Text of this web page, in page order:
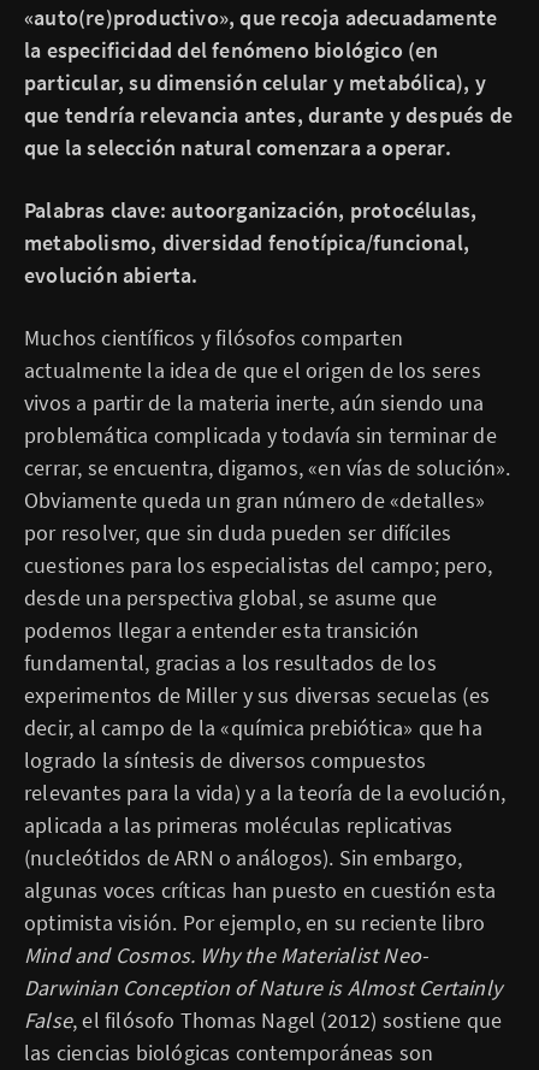
«auto(re)productivo», que recoja adecuadamente
la especificidad del fenómeno biológico (en
particular, su dimensión celular y metabólica), y
que tendría relevancia antes, durante y después de
que la selección natural comenzara a operar.
Palabras clave: autoorganización, protocélulas,
metabolismo, diversidad fenotípica/funcional,
evolución abierta.
Muchos científicos y filósofos comparten
actualmente la idea de que el origen de los seres
vivos a partir de la materia inerte, aún siendo una
problemática complicada y todavía sin terminar de
cerrar, se encuentra, digamos, «en vías de solución».
Obviamente queda un gran número de «detalles»
por resolver, que sin duda pueden ser difíciles
cuestiones para los especialistas del campo; pero,
desde una perspectiva global, se asume que
podemos llegar a entender esta transición
fundamental, gracias a los resultados de los
experimentos de Miller y sus diversas secuelas (es
decir, al campo de la «química prebiótica» que ha
logrado la síntesis de diversos compuestos
relevantes para la vida) y a la teoría de la evolución,
aplicada a las primeras moléculas replicativas
(nucleótidos de ARN o análogos). Sin embargo,
algunas voces críticas han puesto en cuestión esta
optimista visión. Por ejemplo, en su reciente libro
Mind and Cosmos. Why the Materialist Neo-
Darwinian Conception of Nature is Almost Certainly
False, el filósofo Thomas Nagel (2012) sostiene que
las ciencias biológicas contemporáneas son